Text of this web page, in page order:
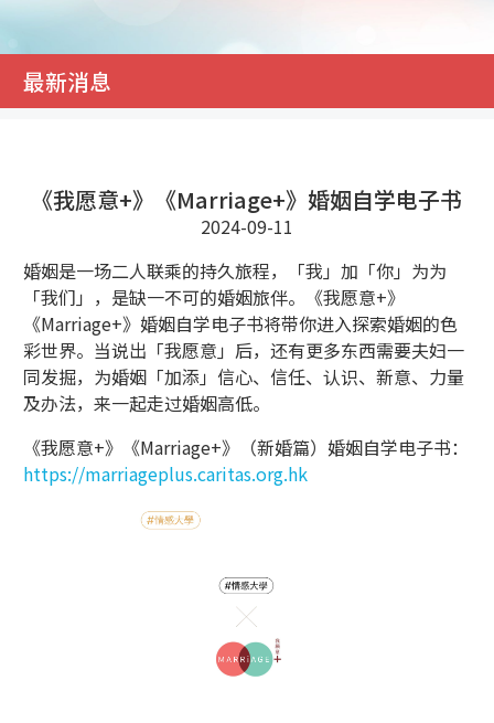
最新消息
《我愿意+》《Marriage+》婚姻自学电子书
2024-09-11
婚姻是一场二人联乘的持久旅程，「我」加「你」为为
「我们」，是缺一不可的婚姻旅伴。《我愿意+》
《Marriage+》婚姻自学电子书将带你进入探索婚姻的色
彩世界。当说出「我愿意」后，还有更多东西需要夫妇一
同发掘，为婚姻「加添」信心、信任、认识、新意、力量
及办法，来一起走过婚姻高低。
《我愿意+》《Marriage+》（新婚篇）婚姻自学电子书：
https://marriageplus.caritas.org.hk